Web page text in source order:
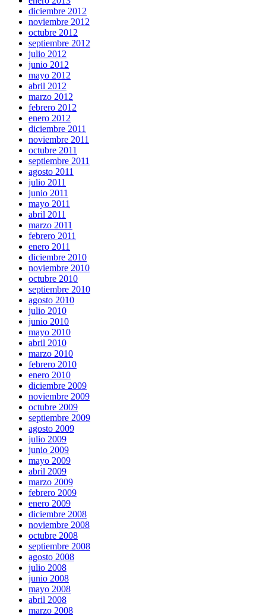
diciembre 2012
noviembre 2012
octubre 2012
septiembre 2012
julio 2012
junio 2012
mayo 2012
abril 2012
marzo 2012
febrero 2012
enero 2012
diciembre 2011
noviembre 2011
octubre 2011
septiembre 2011
agosto 2011
julio 2011
junio 2011
mayo 2011
abril 2011
marzo 2011
febrero 2011
enero 2011
diciembre 2010
noviembre 2010
octubre 2010
septiembre 2010
agosto 2010
julio 2010
junio 2010
mayo 2010
abril 2010
marzo 2010
febrero 2010
enero 2010
diciembre 2009
noviembre 2009
octubre 2009
septiembre 2009
agosto 2009
julio 2009
junio 2009
mayo 2009
abril 2009
marzo 2009
febrero 2009
enero 2009
diciembre 2008
noviembre 2008
octubre 2008
septiembre 2008
agosto 2008
julio 2008
junio 2008
mayo 2008
abril 2008
marzo 2008